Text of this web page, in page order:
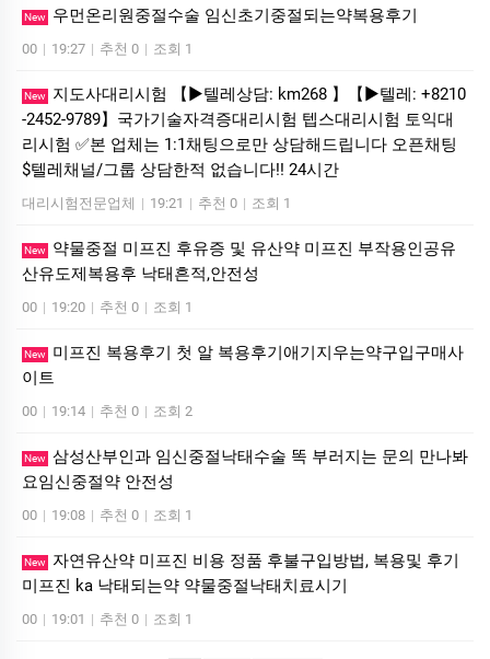
New 우먼온리원중절수술 임신초기중절되는약복용후기
00 | 19:27 | 추천 0 | 조회 1
New
지도사대리시험 【▶텔레상담: km268 】【▶텔레: +8210
-2452-9789】국가기술자격증대리시험 텝스대리시험 토익대
리시험 ✅본 업체는 1:1채팅으로만 상담해드립니다 오픈채팅
$텔레채널/그룹 상담한적 없습니다!! 24시간
대리시험전문업체 | 19:21 | 추천 0 | 조회 1
New
약물중절 미프진 후유증 및 유산약 미프진 부작용인공유
산유도제복용후 낙태흔적,안전성
00 | 19:20 | 추천 0 | 조회 1
New
미프진 복용후기 첫 알 복용후기애기지우는약구입구매사
이트
00 | 19:14 | 추천 0 | 조회 2
New 삼성산부인과 임신중절낙태수술 똑 부러지는 문의 만나봐
요임신중절약 안전성
00 | 19:08 | 추천 0 | 조회 1
New
자연유산약 미프진 비용 정품 후불구입방법, 복용및 후기
미프진 ka 낙태되는약 약물중절낙태치료시기
00 | 19:01 | 추천 0 | 조회 1